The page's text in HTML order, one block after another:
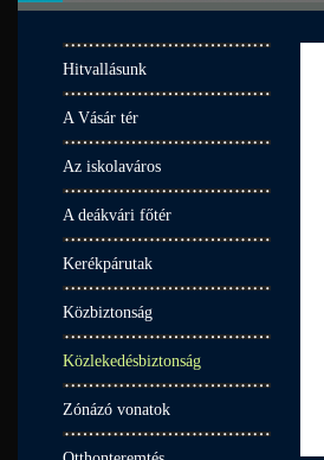
Hitvallásunk
A Vásár tér
Az iskolaváros
A deákvári főtér
Kerékpárutak
Közbiztonság
Közlekedésbiztonság
Zónázó vonatok